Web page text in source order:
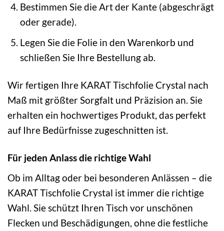
Bestimmen Sie die Art der Kante (abgeschrägt
oder gerade).
Legen Sie die Folie in den Warenkorb und
schließen Sie Ihre Bestellung ab.
Wir fertigen Ihre KARAT Tischfolie Crystal nach
Maß mit größter Sorgfalt und Präzision an. Sie
erhalten ein hochwertiges Produkt, das perfekt
auf Ihre Bedürfnisse zugeschnitten ist.
Für jeden Anlass die richtige Wahl
Ob im Alltag oder bei besonderen Anlässen – die
KARAT Tischfolie Crystal ist immer die richtige
Wahl. Sie schützt Ihren Tisch vor unschönen
Flecken und Beschädigungen, ohne die festliche